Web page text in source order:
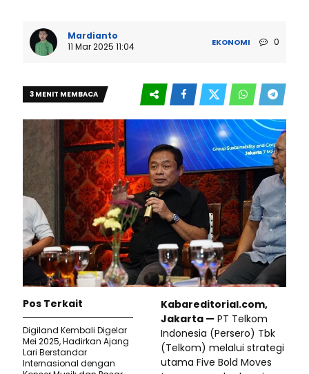
Mardianto
11 Mar 2025 11:04
EKONOMI 0
3 MENIT MEMBACA
Kabareditorial.com,
Jakarta — PT Telkom
Indonesia (Persero) Tbk
(Telkom) melalui strategi
utama Five Bold Moves
Pos Terkait
Digiland Kembali Digelar
Mei 2025, Hadirkan Ajang
Lari Berstandar
Internasional dengan